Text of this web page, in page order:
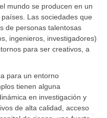
mundo se producen en un
Las sociedades que
de personas talentosas
ingenieros, investigadores)
para ser creativos, a
para un entorno
tienen alguna
en investigación y
de alta calidad, acceso